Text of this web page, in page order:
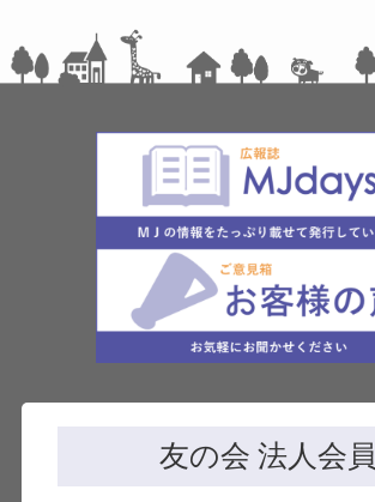
友の会 法人会員